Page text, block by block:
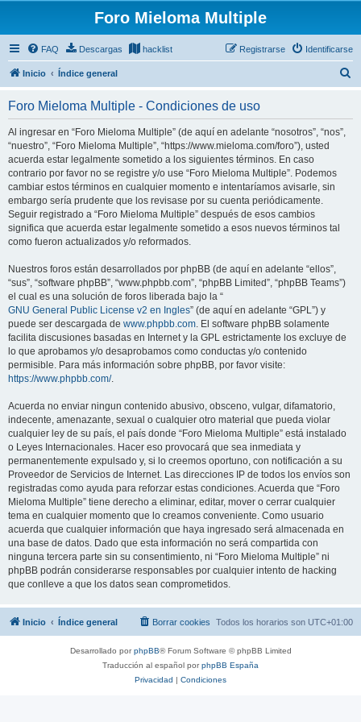
Foro Mieloma Multiple
FAQ Descargas hacklist Identificarse
Registrarse
Inicio Índice general
Foro Mieloma Multiple - Condiciones de uso
Al ingresar en “Foro Mieloma Multiple” (de aquí en adelante “nosotros”, “nos”,
“nuestro”, “Foro Mieloma Multiple”, “https://www.mieloma.com/foro”), usted
acuerda estar legalmente sometido a los siguientes términos. En caso
contrario por favor no se registre y/o use “Foro Mieloma Multiple”. Podemos
cambiar estos términos en cualquier momento e intentaríamos avisarle, sin
embargo sería prudente que los revisase por su cuenta periódicamente.
Seguir registrado a “Foro Mieloma Multiple” después de esos cambios
significa que acuerda estar legalmente sometido a esos nuevos términos tal
como fueron actualizados y/o reformados.
Nuestros foros están desarrollados por phpBB (de aquí en adelante “ellos”,
“sus”, “software phpBB”, “www.phpbb.com”, “phpBB Limited”, “phpBB Teams”)
el cual es una solución de foros liberada bajo la “
GNU General Public License v2 en Ingles” (de aquí en adelante “GPL”) y
puede ser descargada de www.phpbb.com. El software phpBB solamente
facilita discusiones basadas en Internet y la GPL estrictamente los excluye de
lo que aprobamos y/o desaprobamos como conductas y/o contenido
permisible. Para más información sobre phpBB, por favor visite:
https://www.phpbb.com/.
Acuerda no enviar ningun contenido abusivo, obsceno, vulgar, difamatorio,
indecente, amenazante, sexual o cualquier otro material que pueda violar
cualquier ley de su país, el país donde “Foro Mieloma Multiple” está instalado
o Leyes Internacionales. Hacer eso provocará que sea inmediata y
permanentemente expulsado y, si lo creemos oportuno, con notificación a su
Proveedor de Servicios de Internet. Las direcciones IP de todos los envíos son
registradas como ayuda para reforzar estas condiciones. Acuerda que “Foro
Mieloma Multiple” tiene derecho a eliminar, editar, mover o cerrar cualquier
tema en cualquier momento que lo creamos conveniente. Como usuario
acuerda que cualquier información que haya ingresado será almacenada en
una base de datos. Dado que esta información no será compartida con
ninguna tercera parte sin su consentimiento, ni “Foro Mieloma Multiple” ni
phpBB podrán considerarse responsables por cualquier intento de hacking
que conlleve a que los datos sean comprometidos.
Inicio Índice general Todos los horarios son UTC+01:00
Borrar cookies
Desarrollado porphpBB® Forum Software © phpBB Limited
Traducción al español porphpBB España
Privacidad | Condiciones